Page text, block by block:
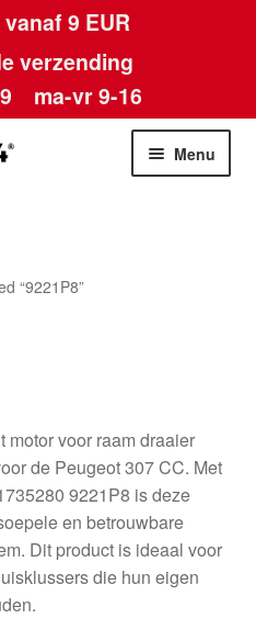
9 EUR
verzending
ma-vr 9-16
Menu
“9221P8”
motor voor raam draaier
de Peugeot 307 CC. Met
9221P8 is deze
en betrouwbare
Dit product is ideaal voor
die hun eigen